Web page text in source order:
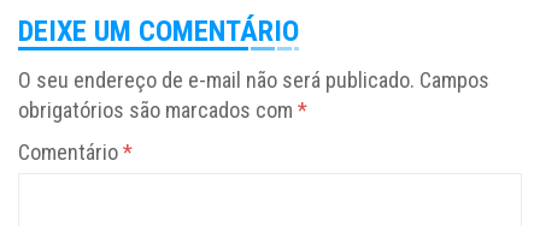
DEIXE UM COMENTÁRIO
O seu endereço de e-mail não será publicado. Campos
obrigatórios são marcados com *
Comentário*